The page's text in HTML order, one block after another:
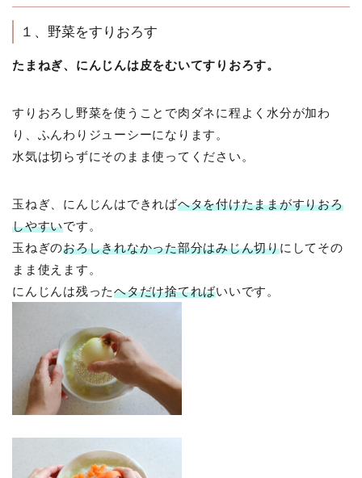
１、野菜をすりおろす
たまねぎ、にんじんは皮をむいてすりおろす。
すりおろし野菜を使うことで肉ダネに程よく水分が加わ
り、ふんわりジューシーになります。
水気は切らずにそのまま使ってください。
玉ねぎ、にんじんはできればヘタを付けたままがすりおろ
しやすいです。
玉ねぎのおろしきれなかった部分はみじん切りにしてその
まま使えます。
にんじんは残ったヘタだけ捨てればいいです。